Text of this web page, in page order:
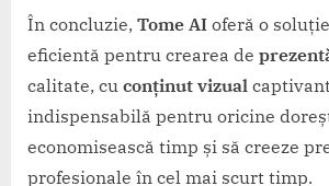
În concluzie, Tome AI oferă o
eficientă pentru crearea de
calitate, cu conținut vizual
indispensabilă pentru oricine
economisească timp și să creeze
profesionale în cel mai scurt timp.